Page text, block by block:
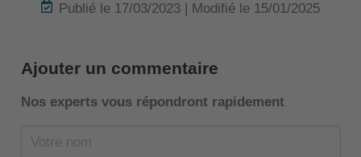
Publié le 17/03/2023 | Modifié le 15/01/2025
Ajouter un commentaire
Nos experts vous répondront rapidement